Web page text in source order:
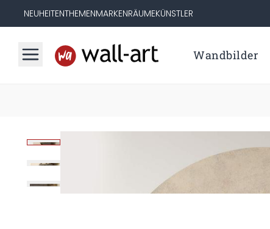
NEUHEITENTHEMENMARKENRÄUMEKÜNSTLER
Wandbilder